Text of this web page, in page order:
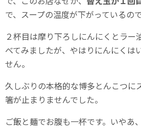
で、スープの温度が下がっているの
２杯目は摩り下ろしにんにくとラー
べてみましたが、やはりにんにくは
せん。
久しぶりの本格的な博多とんこつに
箸が止まりませんでした。
ご飯と麺でお腹も一杯です。いやあ